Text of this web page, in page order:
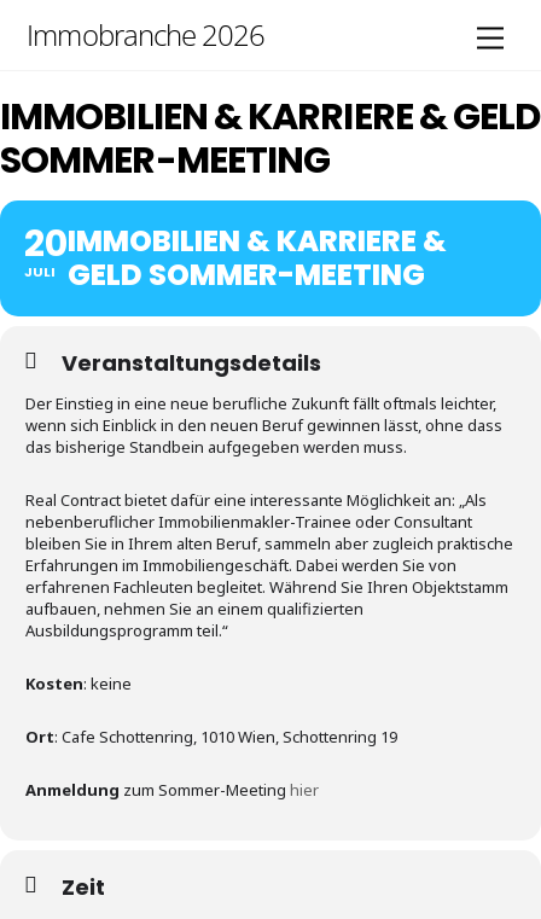
Immobranche 2026
IMMOBILIEN & KARRIERE & GELD
SOMMER-MEETING
20
JULI
IMMOBILIEN & KARRIERE &
GELD SOMMER-MEETING
Veranstaltungsdetails
Der Einstieg in eine neue berufliche Zukunft fällt oftmals leichter,
wenn sich Einblick in den neuen Beruf gewinnen lässt, ohne dass
das bisherige Standbein aufgegeben werden muss.
Real Contract bietet dafür eine interessante Möglichkeit an: „Als
nebenberuflicher Immobilienmakler-Trainee oder Consultant
bleiben Sie in Ihrem alten Beruf, sammeln aber zugleich praktische
Erfahrungen im Immobiliengeschäft. Dabei werden Sie von
erfahrenen Fachleuten begleitet. Während Sie Ihren Objektstamm
aufbauen, nehmen Sie an einem qualifizierten
Ausbildungsprogramm teil.“
Kosten: keine
Ort: Cafe Schottenring, 1010 Wien, Schottenring 19
Anmeldung zum Sommer-Meeting hier
Zeit